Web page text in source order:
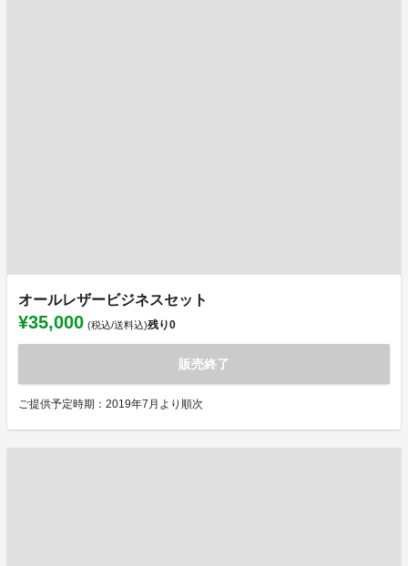
オールレザービジネスセット
¥35,000 (税込/送料込)残り0
販売終了
ご提供予定時期：2019年7月より順次